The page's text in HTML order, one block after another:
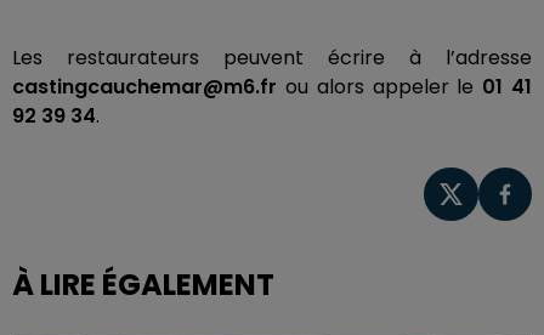
Les restaurateurs peuvent écrire à l’adresse
castingcauchemar@m6.fr ou alors appeler le 01 41
92 39 34.
À LIRE ÉGALEMENT